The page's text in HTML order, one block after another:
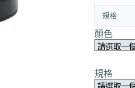
規格
顏色
規格